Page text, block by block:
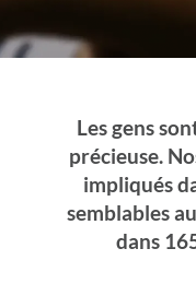
Les gens
précieuse.
impliqués
semblables
dans